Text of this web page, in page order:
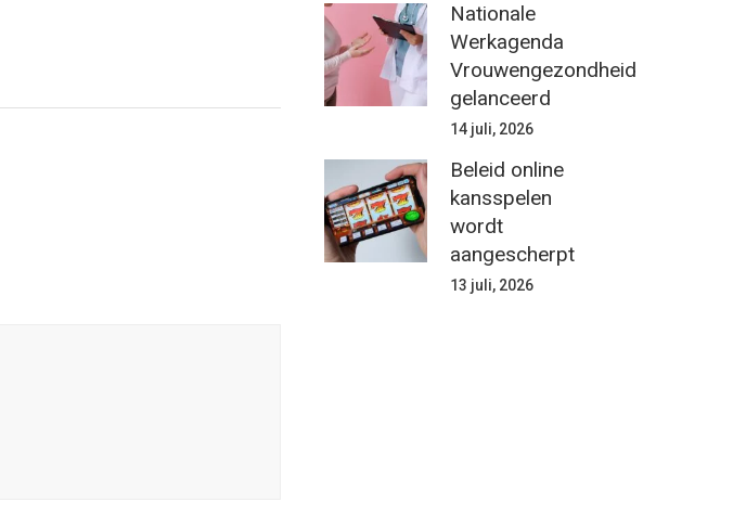
Nationale
Werkagenda
Vrouwengezondheid
gelanceerd
14 juli, 2026
Beleid online
kansspelen
wordt
aangescherpt
13 juli, 2026